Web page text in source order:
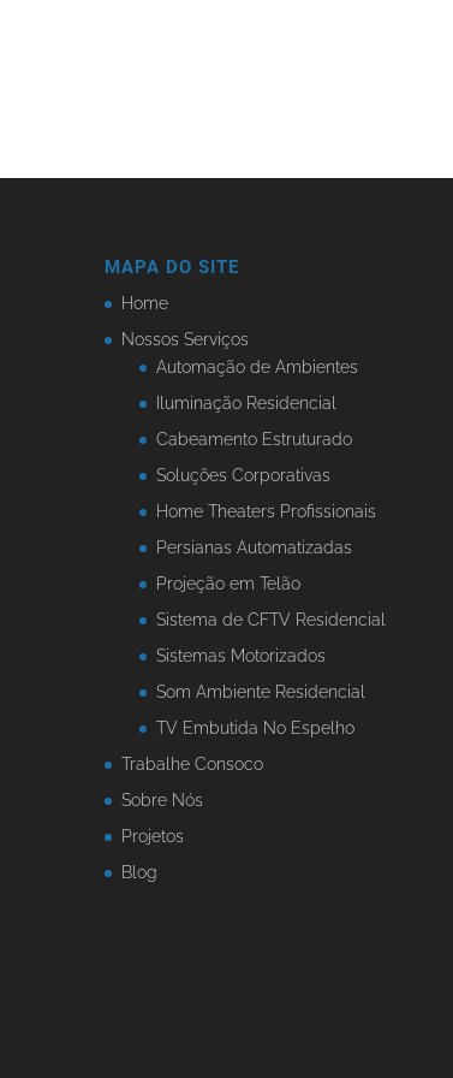
MAPA DO SITE
Home
Nossos Serviços
Automação de Ambientes
Iluminação Residencial
Cabeamento Estruturado
Soluções Corporativas
Home Theaters Profissionais
Persianas Automatizadas
Projeção em Telão
Sistema de CFTV Residencial
Sistemas Motorizados
Som Ambiente Residencial
TV Embutida No Espelho
Trabalhe Consoco
Sobre Nós
Projetos
Blog